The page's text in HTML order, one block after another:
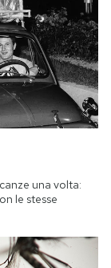
una volta:
le stesse